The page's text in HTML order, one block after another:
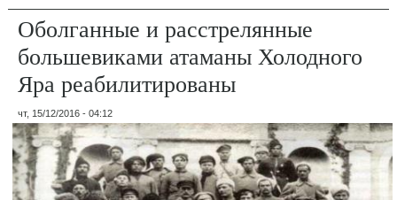
Оболганные и расстрелянные
большевиками атаманы Холодного
Яра реабилитированы
чт, 15/12/2016 - 04:12